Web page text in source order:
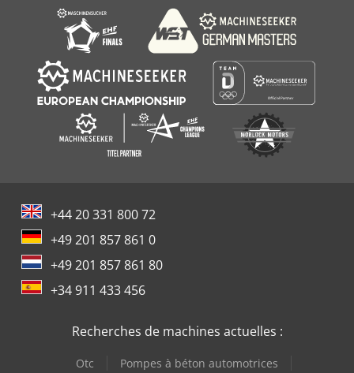
+44 20 331 800 72
+49 201 857 861 0
+49 201 857 861 80
+34 911 433 456
Recherches de machines actuelles :
Otc
Pompes à béton automotrices